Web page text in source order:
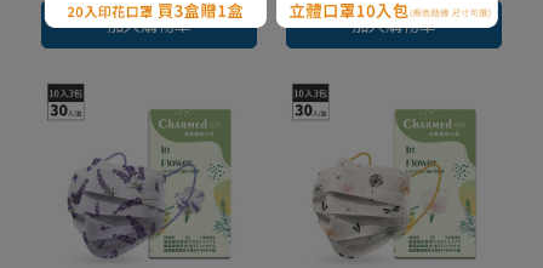
加入購物車 加入購物車